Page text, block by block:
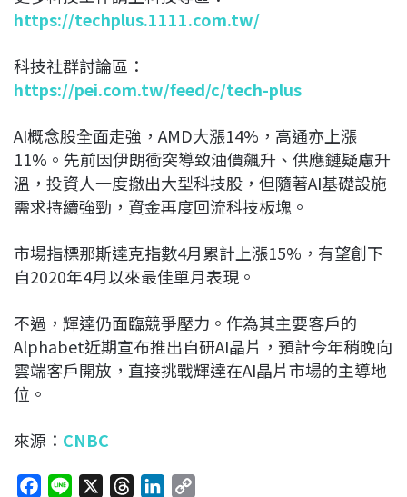
https://techplus.1111.com.tw/
科技社群討論區：
https://pei.com.tw/feed/c/tech-plus
AI概念股全面走強， AMD大漲14%，高通亦上漲
11%。先前因伊朗衝突導致油價飆升、供應鏈疑慮升
溫，投資人一度撤出大型科技股，但隨著AI基礎設施
需求持續強勁，資金再度回流科技板塊。
市場指標那斯達克指數4月累計上漲15%，有望創下
自2020年4月以來最佳單月表現。
不過，輝達仍面臨競爭壓力。作為其主要客戶的
Alphabet近期宣布推出自研AI晶片，預計今年稍晚向
雲端客戶開放，直接挑戰輝達在AI晶片市場的主導地
位。
來源： CNBC